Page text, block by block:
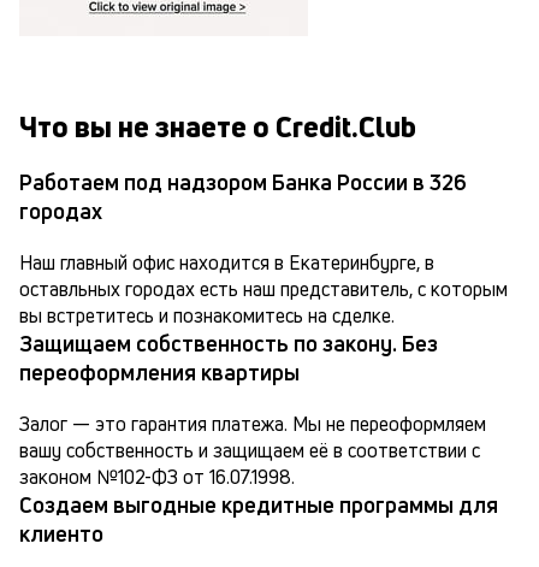
Что вы не знаете о Credit.Club
Работаем под надзором Банка России в 326
городах
Наш главный офис находится в Екатеринбурге, в
оставльных городах есть наш представитель, с которым
вы встретитесь и познакомитесь на сделке.
Защищаем собственность по закону. Без
переоформления квартиры
Залог — это гарантия платежа. Мы не переоформляем
вашу собственность и защищаем её в соответствии с
законом №102-ФЗ от 16.07.1998.
Создаем выгодные кредитные программы для
клиенто